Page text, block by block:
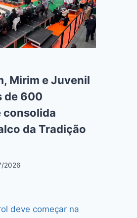
Mirim e Juvenil
de 600
consolida
da Tradição
2026